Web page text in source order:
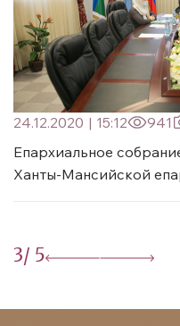
24.12.2020 | 15:12 941
Епархиальное
Ханты-Мансийской
3/ 5